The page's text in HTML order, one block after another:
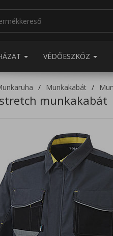
VÉDŐESZKÖZ
Munkakabát
stretch munkakabát